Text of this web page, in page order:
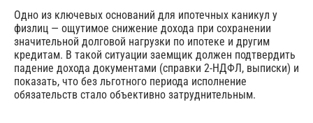
Одно из ключевых оснований для ипотечных каникул у
физлиц — ощутимое снижение дохода при сохранении
значительной долговой нагрузки по ипотеке и другим
кредитам. В такой ситуации заемщик должен подтвердить
падение дохода документами (справки 2-НДФЛ, выписки) и
показать, что без льготного периода исполнение
обязательств стало объективно затруднительным.